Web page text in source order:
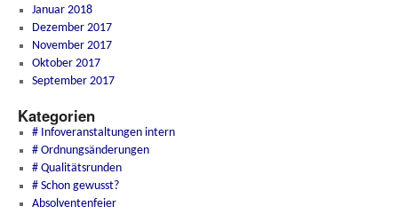
Januar 2018
Dezember 2017
November 2017
Oktober 2017
September 2017
Kategorien
# Infoveranstaltungen intern
# Ordnungsänderungen
# Qualitätsrunden
# Schon gewusst?
Absolventenfeier